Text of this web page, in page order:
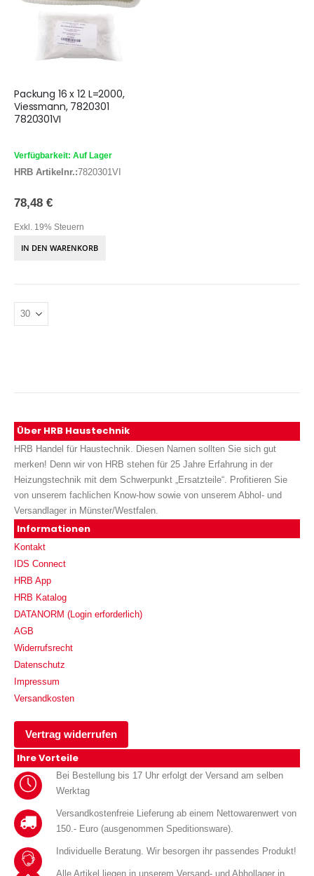
Packung 16 x 12 L=2000,
Viessmann, 7820301
7820301VI
Verfügbarkeit: Auf Lager
HRB Artikelnr.:7820301VI
78,48 €
Exkl. 19% Steuern
IN DEN WARENKORB
Über HRB Haustechnik
HRB Handel für Haustechnik. Diesen Namen sollten Sie sich gut
merken! Denn wir von HRB stehen für 25 Jahre Erfahrung in der
Heizungstechnik mit dem Schwerpunkt „Ersatzteile“. Profitieren Sie
von unserem fachlichen Know-how sowie von unserem Abhol- und
Versandlager in Münster/Westfalen.
Informationen
Kontakt
IDS Connect
HRB App
HRB Katalog
DATANORM (Login erforderlich)
AGB
Widerrufsrecht
Datenschutz
Impressum
Versandkosten
Vertrag widerrufen
Ihre Vorteile
Bei Bestellung bis 17 Uhr erfolgt der Versand am selben
Werktag
Versandkostenfreie Lieferung ab einem Nettowarenwert von
150.- Euro (ausgenommen Speditionsware).
Individuelle Beratung. Wir besorgen ihr passendes Produkt!
Alle Artikel liegen in unserem Versand- und Abhollager in